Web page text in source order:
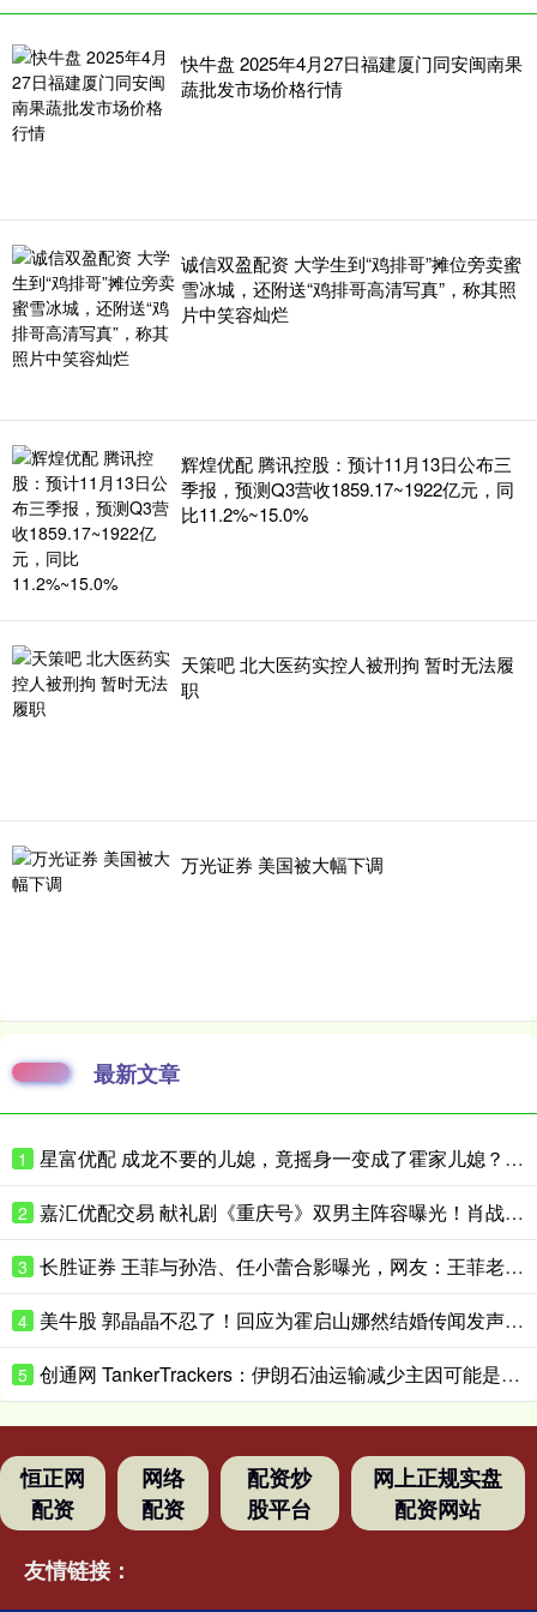
快牛盘 2025年4月27日福建厦门同安闽南果
蔬批发市场价格行情
诚信双盈配资 大学生到“鸡排哥”摊位旁卖蜜
雪冰城，还附送“鸡排哥高清写真”，称其照
片中笑容灿烂
辉煌优配 腾讯控股：预计11月13日公布三
季报，预测Q3营收1859.17~1922亿元，同
比11.2%~15.0%
天策吧 北大医药实控人被刑拘 暂时无法履
职
万光证券 美国被大幅下调
最新文章
1 星富优配 成龙不要的儿媳，竟摇身一变成了霍家儿媳？感到意外的何止他一人
2 嘉汇优配交易 献礼剧《重庆号》双男主阵容曝光！肖战无缝衔接进组，搭档老顶流
3 长胜证券 王菲与孙浩、任小蕾合影曝光，网友：王菲老了，眼角下垂皱纹明显
4 美牛股 郭晶晶不忍了！回应为霍启山娜然结婚传闻发声之事，我们都被骗了
5 创通网 TankerTrackers：伊朗石油运输减少主因可能是泄漏事故 而非美国封锁
恒正网
配资
网络
配资
配资炒
股平台
网上正规实盘
配资网站
友情链接：